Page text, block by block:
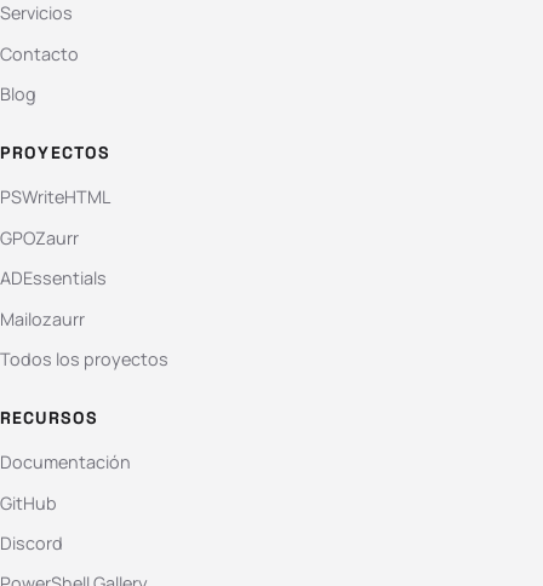
Servicios
Contacto
Blog
PROYECTOS
PSWriteHTML
GPOZaurr
ADEssentials
Mailozaurr
Todos los proyectos
RECURSOS
Documentación
GitHub
Discord